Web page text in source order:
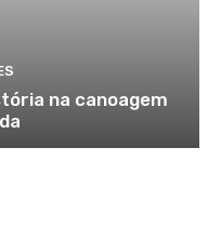
na canoagem